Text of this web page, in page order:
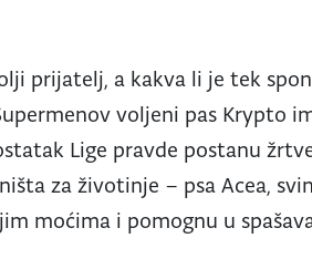
prijatelj, a kakva li je tek
voljeni pas Krypto
Lige pravde postanu
za životinje – psa Acea,
moćima i pomognu u